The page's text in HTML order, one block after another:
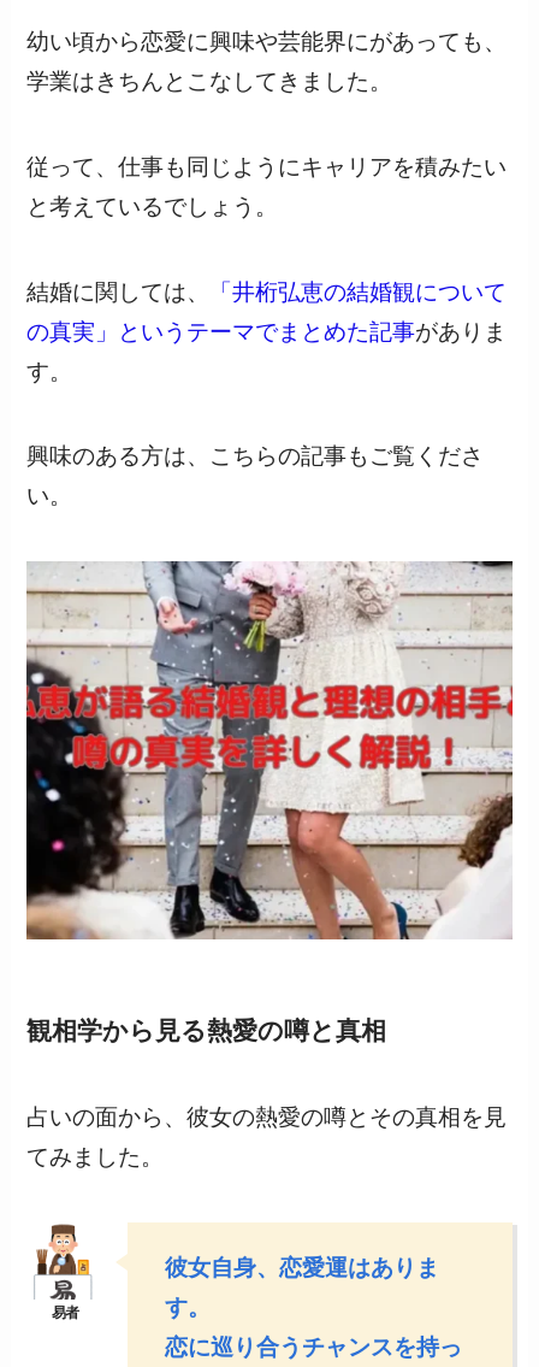
幼い頃から恋愛に興味や芸能界にがあっても、
学業はきちんとこなしてきました。
従って、仕事も同じようにキャリアを積みたい
と考えているでしょう。
結婚に関しては、
「井桁弘恵の結婚観について
の真実」というテーマでまとめた記事がありま
す。
興味のある方は、こちらの記事もご覧くださ
い。
観相学から見る熱愛の噂と真相
占いの面から、彼女の熱愛の噂とその真相を見
てみました。
彼女自身、恋愛運はありま
す。
恋に巡り合うチャンスを持っ